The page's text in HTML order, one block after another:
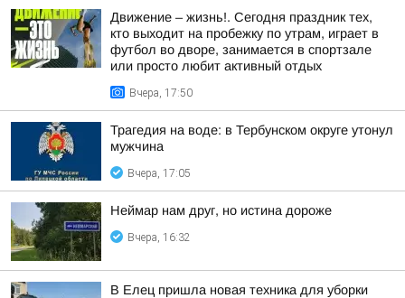
Движение – жизнь!. Сегодня праздник тех,
кто выходит на пробежку по утрам, играет в
футбол во дворе, занимается в спортзале
или просто любит активный отдых
Вчера, 17:50
Трагедия на воде: в Тербунском округе утонул
мужчина
Вчера, 17:05
Неймар нам друг, но истина дороже
Вчера, 16:32
В Елец пришла новая техника для уборки